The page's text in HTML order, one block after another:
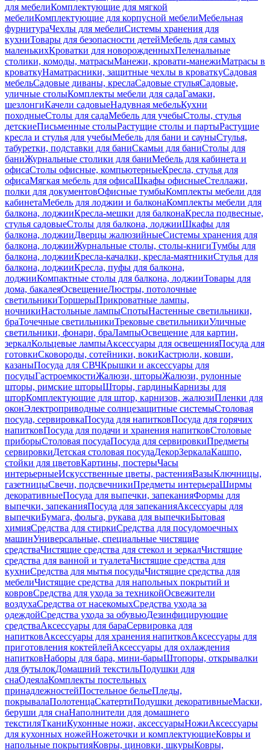
для мебелиКомплектующие для мягкой
мебелиКомплектующие для корпусной мебелиМебельная
фурнитураЧехлы для мебелиСистемы хранения для
кухниТовары для безопасности детейМебель для самых
маленькихКроватки для новорожденныхПеленальные
столики, комоды, матрасыМанежи, кровати-манежиМатрасы в
кроваткуНаматрасники, защитные чехлы в кроваткуСадовая
мебельСадовые диваны, креслаСадовые стульяСадовые,
уличные столыКомплекты мебели для садаГамаки,
шезлонгиКачели садовыеНадувная мебельКухни
походныеСтолы для садаМебель для учебыСтолы, стулья
детскиеПисьменные столыРастущие столы и партыРастущие
кресла и стулья для учебыМебель для бани и сауныСтулья,
табуретки, подставки для баниСкамьи для баниСтолы для
баниЖурнальные столики для баниМебель для кабинета и
офисаСтолы офисные, компьютерныеКресла, стулья для
офисаМягкая мебель для офисаШкафы офисныеСтеллажи,
полки для документовОфисные тумбыКомплекты мебели для
кабинетаМебель для лоджии и балконаКомплекты мебели для
балкона, лоджииКресла-мешки для балконаКресла подвесные,
стулья садовыеСтолы для балкона, лоджииШкафы для
балкона, лоджииДверцы жалюзийныеСистемы хранения для
балкона, лоджииЖурнальные столы, столы-книгиТумбы для
балкона, лоджииКресла-качалки, кресла-маятникиСтулья для
балкона, лоджииКресла, пуфы для балкона,
лоджииКомпактные столы для балкона, лоджииТовары для
дома, бакалеяОсвещениеЛюстры, потолочные
светильникиТоршерыПрикроватные лампы,
ночникиНастольные лампыСпотыНастенные светильники,
браТочечные светильникиТрековые светильникиУличные
светильники, фонари, браЛампыОсвещение для картин,
зеркалКольцевые лампыАксессуары для освещенияПосуда для
готовкиСковороды, сотейники, вокиКастрюли, ковши,
казаныПосуда для СВЧКрышки и аксессуары для
посудыГастроемкостиЖалюзи, шторыЖалюзи, рулонные
шторы, римские шторыШторы, гардиныКарнизы для
шторКомплектующие для штор, карнизов, жалюзиПленки для
оконЭлектроприводные солнцезащитные системыСтоловая
посуда, сервировкаПосуда для напитковПосуда для горячих
напитковПосуда для подачи и хранения напитковСтоловые
приборыСтоловая посудаПосуда для сервировкиПредметы
сервировкиДетская столовая посудаДекорЗеркалаКашпо,
стойки для цветовКартины, постерыЧасы
интерьерныеИскусственные цветы, растенияВазыКлючницы,
газетницыСвечи, подсвечникиПредметы интерьераШирмы
декоративныеПосуда для выпечки, запеканияФормы для
выпечки, запеканияПосуда для запеканияАксессуары для
выпечкиБумага, фольга, рукава для выпечкиБытовая
химияСредства для стиркиСредства для посудомоечных
машинУниверсальные, специальные чистящие
средстваЧистящие средства для стекол и зеркалЧистящие
средства для ванной и туалетаЧистящие средства для
кухниСредства для мытья посудыЧистящие средства для
мебелиЧистящие средства для напольных покрытий и
ковровСредства для ухода за техникойОсвежители
воздухаСредства от насекомыхСредства ухода за
одеждойСредства ухода за обувьюДезинфицирующие
средстваАксессуары для бараСервировка для
напитковАксессуары для хранения напитковАксессуары для
приготовления коктейлейАксессуары для охлаждения
напитковНаборы для бара, мини-барыШтопоры, открывалки
для бутылокДомашний текстильПодушки для
снаОдеялаКомплекты постельных
принадлежностейПостельное бельеПледы,
покрывалаПолотенцаСкатертиПодушки декоративныеМаски,
беруши для снаНаполнители для домашнего
текстиляТканиКухонные ножи, аксессуарыНожиАксессуары
для кухонных ножейНожеточки и комплектующиеКовры и
напольные покрытияКовры, циновки, шкурыКовры,